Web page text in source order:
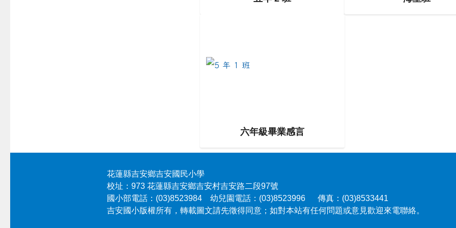
六年級畢業感言
頁尾區域內容花蓮縣吉安鄉吉安國民小學
校址：973 花蓮縣吉安鄉吉安村吉安路二段97號
國小部電話：(03)8523984 幼兒園電話：(03)8523996 傳真：(03)8533441
吉安國小版權所有，轉載圖文請先徵得同意；如對本站有任何問題或意見歡迎來電聯絡。